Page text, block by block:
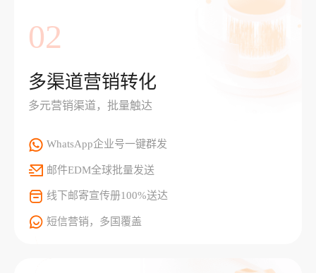
02
多渠道营销转化
多元营销渠道，批量触达
WhatsApp企业号一键群发
邮件EDM全球批量发送
线下邮寄宣传册100%送达
短信营销，多国覆盖